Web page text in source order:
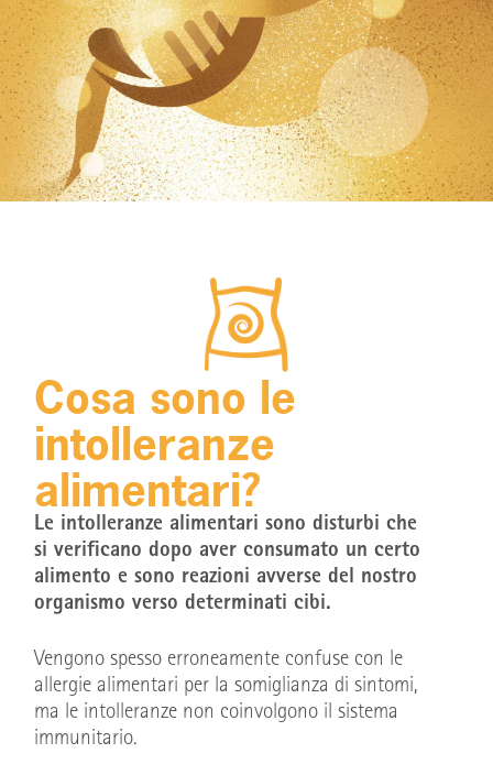
Cosa sono le
intolleranze
alimentari?
Le intolleranze alimentari sono disturbi che
si verificano dopo aver consumato un certo
alimento e sono reazioni avverse del nostro
organismo verso determinati cibi.
Vengono spesso erroneamente confuse con le
allergie alimentari per la somiglianza di sintomi,
ma le intolleranze non coinvolgono il sistema
immunitario.